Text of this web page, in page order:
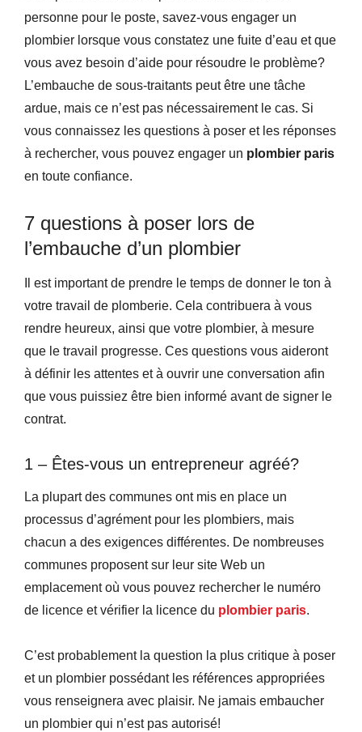
personne pour le poste, savez-vous engager un
plombier lorsque vous constatez une fuite d’eau et que
vous avez besoin d’aide pour résoudre le problème?
L’embauche de sous-traitants peut être une tâche
ardue, mais ce n’est pas nécessairement le cas. Si
vous connaissez les questions à poser et les réponses
à rechercher, vous pouvez engager un plombier paris
en toute confiance.
7 questions à poser lors de
l’embauche d’un plombier
Il est important de prendre le temps de donner le ton à
votre travail de plomberie. Cela contribuera à vous
rendre heureux, ainsi que votre plombier, à mesure
que le travail progresse. Ces questions vous aideront
à définir les attentes et à ouvrir une conversation afin
que vous puissiez être bien informé avant de signer le
contrat.
1 – Êtes-vous un entrepreneur agréé?
La plupart des communes ont mis en place un
processus d’agrément pour les plombiers, mais
chacun a des exigences différentes. De nombreuses
communes proposent sur leur site Web un
emplacement où vous pouvez rechercher le numéro
de licence et vérifier la licence du plombier paris.
C’est probablement la question la plus critique à poser
et un plombier possédant les références appropriées
vous renseignera avec plaisir. Ne jamais embaucher
un plombier qui n’est pas autorisé!